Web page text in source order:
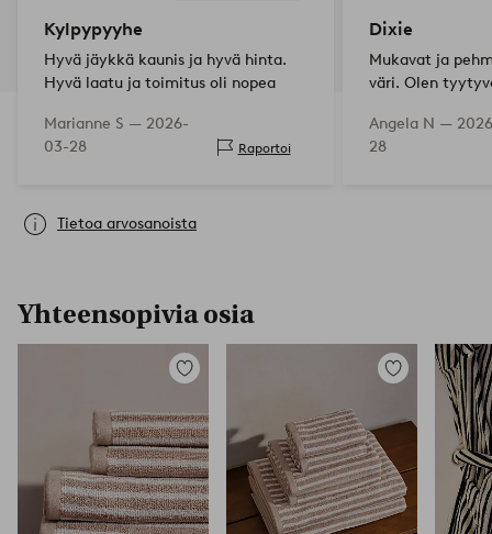
Kylpypyyhe
Hyvä jäykkä kaunis ja hyvä hinta.
Hyvä laatu ja toimitus oli nopea
Marianne S — 2026-
03-28
Raportoi
Dixie
Mukavat ja
väri. Olen
Angela N —
28
Tietoa arvosanoista
Yhteensopivia osia
Lisää
Lisää
suosikkeihin